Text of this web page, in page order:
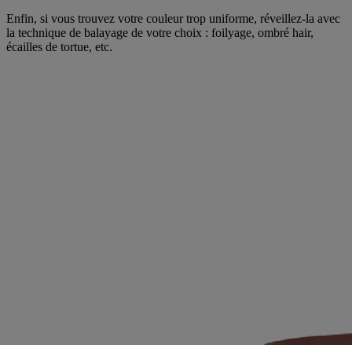
Enfin, si vous trouvez votre couleur trop uniforme, réveillez-la avec
la technique de balayage de votre choix : foilyage, ombré hair,
écailles de tortue, etc.